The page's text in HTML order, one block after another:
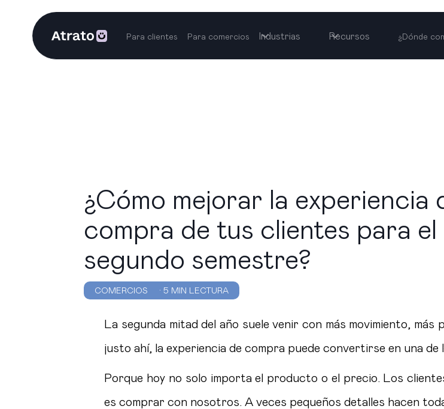
Para clientes Para comercios Industrias Recursos ¿Dónde
¿Cómo mejorar la experiencia
compra de tus clientes para el
segundo semestre?
COMERCIOS · 5 MIN LECTURA
La segunda mitad del año suele venir con más movimiento,
justo ahí, la experiencia de compra puede convertirse en una
Porque hoy no solo importa el producto o el precio. Los
es comprar con nosotros. A veces pequeños detalles hacen